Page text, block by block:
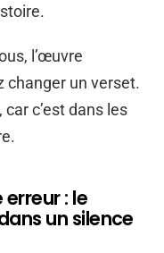
l’œuvre
changer un verset.
c’est dans les
: le
un silence